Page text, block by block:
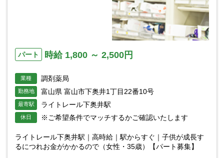
パート 時給 1,800 ～ 2,500円
業種 調剤薬局
勤務地 富山県 富山市下奥井1丁目22番10号
最寄駅 ライトレール下奥井駅
休日 ※ご希望条件でマッチするかご確認いたします
ライトレール下奥井駅｜高時給｜駅からすぐ｜子供が成長す
るにつれお金がかかるので（女性・35歳）【パート募集】